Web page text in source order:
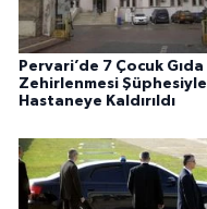
Pervari’de 7 Çocuk Gıda
Zehirlenmesi Şüphesiyle
Hastaneye Kaldırıldı